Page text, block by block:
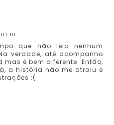
que não leio nenhum
verdade, até acompanho
mas é bem diferente. Então,
a história não me atraiu e
:(